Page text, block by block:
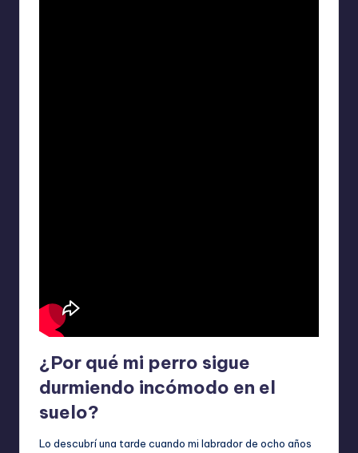
¿Por qué mi perro sigue
durmiendo incómodo en el
suelo?
Lo descubrí una tarde cuando mi labrador de ocho años